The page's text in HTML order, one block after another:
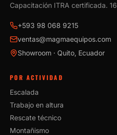
Capacitación ITRA certificada. 16
+593 98 068 9215
ventas@magmaequipos.com
Showroom · Quito, Ecuador
POR ACTIVIDAD
Escalada
Trabajo en altura
Rescate técnico
Montañismo